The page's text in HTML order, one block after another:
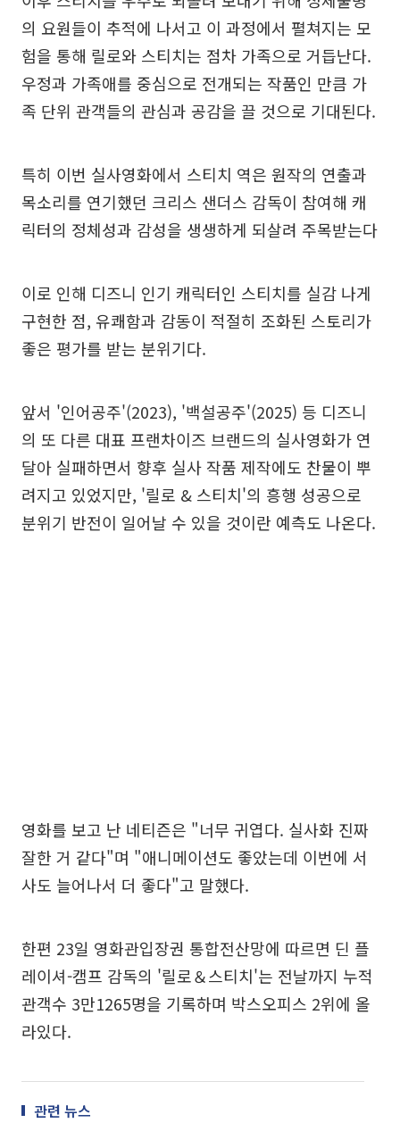
의 요원들이 추적에 나서고 이 과정에서 펼쳐지는 모
험을 통해 릴로와 스티치는 점차 가족으로 거듭난다.
우정과 가족애를 중심으로 전개되는 작품인 만큼 가
족 단위 관객들의 관심과 공감을 끌 것으로 기대된다.
특히 이번 실사영화에서 스티치 역은 원작의 연출과
목소리를 연기했던 크리스 샌더스 감독이 참여해 캐
릭터의 정체성과 감성을 생생하게 되살려 주목받는다
이로 인해 디즈니 인기 캐릭터인 스티치를 실감 나게
구현한 점, 유쾌함과 감동이 적절히 조화된 스토리가
좋은 평가를 받는 분위기다.
앞서 '인어공주'(2023), '백설공주'(2025) 등 디즈니
의 또 다른 대표 프랜차이즈 브랜드의 실사영화가 연
달아 실패하면서 향후 실사 작품 제작에도 찬물이 뿌
려지고 있었지만, '릴로 & 스티치'의 흥행 성공으로
분위기 반전이 일어날 수 있을 것이란 예측도 나온다.
영화를 보고 난 네티즌은 "너무 귀엽다. 실사화 진짜
잘한 거 같다"며 "애니메이션도 좋았는데 이번에 서
사도 늘어나서 더 좋다"고 말했다.
한편 23일 영화관입장권 통합전산망에 따르면 딘 플
레이셔-캠프 감독의 '릴로＆스티치'는 전날까지 누적
관객수 3만1265명을 기록하며 박스오피스 2위에 올
라있다.
관련 뉴스